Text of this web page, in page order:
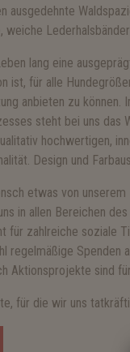
ausgedehnte
weiche
lang eine
ist, für alle
anbieten zu können.
steht bei uns das
hochwertigen,
Design und
etwas von
in allen Bereichen
für zahlreiche soziale
regelmäßige Spenden
Aktionsprojekte sind
für die wir uns